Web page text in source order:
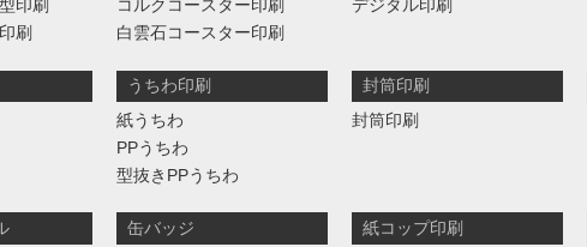
印刷
刷
コルクコースター印刷
白雲石コースター印刷
デジタル印刷
うちわ印刷
紙うちわ
PPうちわ
型抜きPPうちわ
封筒印刷
封筒印刷
缶バッジ
紙コップ印刷